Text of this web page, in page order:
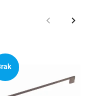
Poprzedni
keyboard_arrow_left keyboard_arrow_right